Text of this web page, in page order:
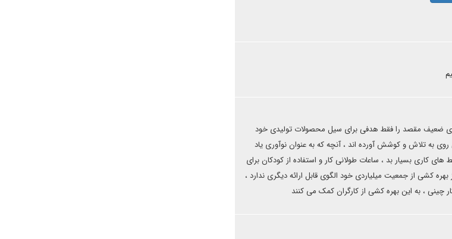
ضعیف مقصد را فقط هدفی برای سیل محصولات تولیدی خود
به تلاش و کوشش آورده اند ، آنچه که به عنوان نوآوری یاد
کاری بسیار بد ، ساعات طولانی کار و استفاده از کودکان برای
کشی از جمعیت میلیاردی خود الگوی قابل ارائه دیگری ندارد ،
چینی ، به این بهره کشی از کارگران کمک می کنند